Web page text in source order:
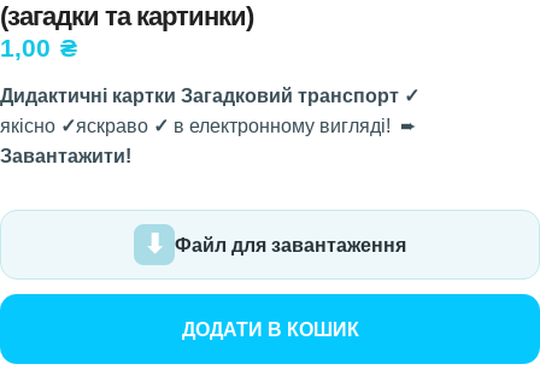
(загадки та картинки)
1,00 ₴
Дидактичні картки Загадковий транспорт ✓
якісно ✓яскраво ✓ в електронному вигляді! ➨
Завантажити!
Файл для завантаження
ДОДАТИ В КОШИК